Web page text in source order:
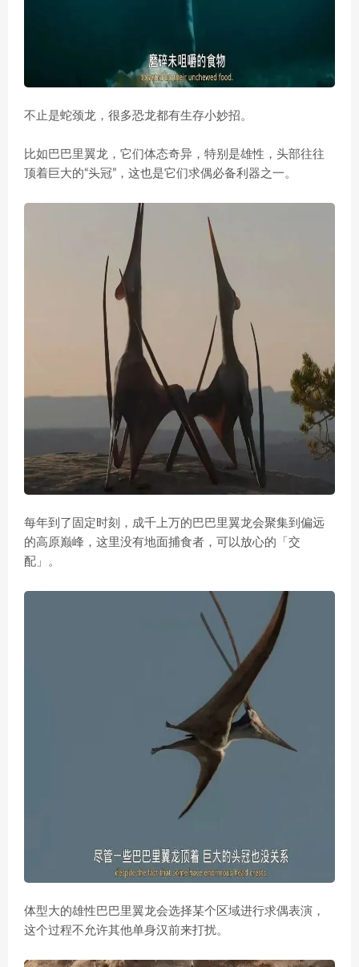
不止是蛇颈龙，很多恐龙都有生存小妙招。
比如巴巴里翼龙，它们体态奇异，特别是雄性，头部往往
顶着巨大的“头冠”，这也是它们求偶必备利器之一。
每年到了固定时刻，成千上万的巴巴里翼龙会聚集到偏远
的高原巅峰，这里没有地面捕食者，可以放心的「交
配」。
体型大的雄性巴巴里翼龙会选择某个区域进行求偶表演，
这个过程不允许其他单身汉前来打扰。